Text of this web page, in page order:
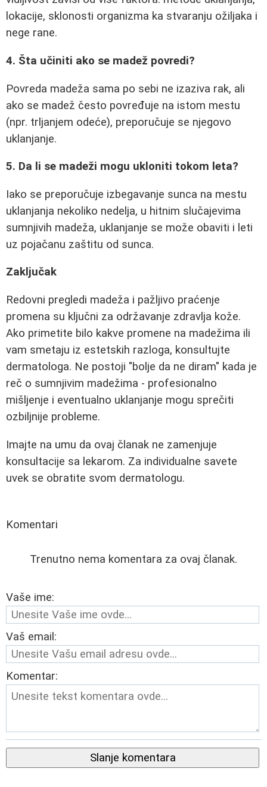
lokacije, sklonosti organizma ka stvaranju ožiljaka i
nege rane.
4. Šta učiniti ako se madež povredi?
Povreda madeža sama po sebi ne izaziva rak, ali
ako se madež često povređuje na istom mestu
(npr. trljanjem odeće), preporučuje se njegovo
uklanjanje.
5. Da li se madeži mogu ukloniti tokom leta?
Iako se preporučuje izbegavanje sunca na mestu
uklanjanja nekoliko nedelja, u hitnim slučajevima
sumnjivih madeža, uklanjanje se može obaviti i leti
uz pojačanu zaštitu od sunca.
Zaključak
Redovni pregledi madeža i pažljivo praćenje
promena su ključni za održavanje zdravlja kože.
Ako primetite bilo kakve promene na madežima ili
vam smetaju iz estetskih razloga, konsultujte
dermatologa. Ne postoji "bolje da ne diram" kada je
reč o sumnjivim madežima - profesionalno
mišljenje i eventualno uklanjanje mogu sprečiti
ozbiljnije probleme.
Imajte na umu da ovaj članak ne zamenjuje
konsultacije sa lekarom. Za individualne savete
uvek se obratite svom dermatologu.
Komentari
Trenutno nema komentara za ovaj članak.
Vaše ime:
Vaš email:
Komentar:
Slanje komentara